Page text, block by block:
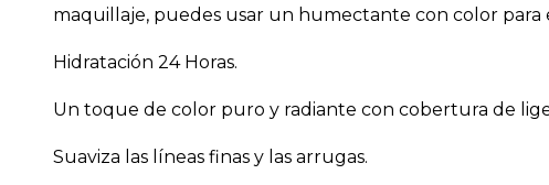
maquillaje, puedes usar un humectante con color para
Hidratación 24 Horas.
Un toque de color puro y radiante con cobertura de
Suaviza las líneas finas y las arrugas.